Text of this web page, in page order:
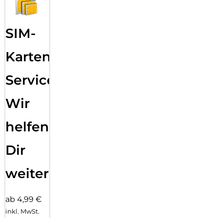
Panzerglases schnell, einfach und exakt.
SIM-
Karten
Service:
Wir
helfen
Dir
weiter
ab 4,99 €
inkl. MwSt.